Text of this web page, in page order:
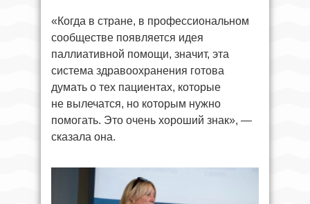
«Когда в стране, в профессиональном
сообществе появляется идея
паллиативной помощи, значит, эта
система здравоохранения готова
думать о тех пациентах, которые
не вылечатся, но которым нужно
помогать. Это очень хороший знак», —
сказала она.